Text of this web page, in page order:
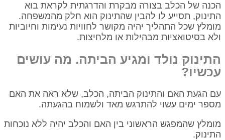
הכנה של הכלב בצורה מבקרת והדרגתית לקראת בוא
התינוק, תסייע לו להבין שהתינוק הוא חלק מהמשפחה.
מומלץ שכל התהליך יהיה מקושר לחוויות נעימות וחיוביות
ולא בסיטואציות מבהילות או מלחיצות.
התינוק נולד ומגיע הביתה. מה עושים
עכשיו?
עם הגעת האם והתינוק הביתה, הכלב, שלא ראה את האם
מספר ימים עשוי להתרגש מאד ולשמוח בהגעתה.
מומלץ שהמפגש הראשוני בין האם והכלב יהיה ללא נוכחות
התינוק.